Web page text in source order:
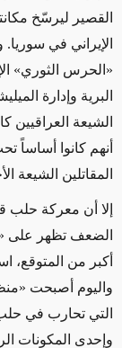
القصير ليرسّخ
الإيراني في
«الحرس الثوري»
البرية وإدارة
الشيعة العراقيين
أنهم كانوا أساساً
المقاتلين الشيعة
إلا أن معركة حلب
الضعف تظهر على
أكبر من المتوقع،
واليوم أصبحت
التي تحارب في
وإحدى المكونات